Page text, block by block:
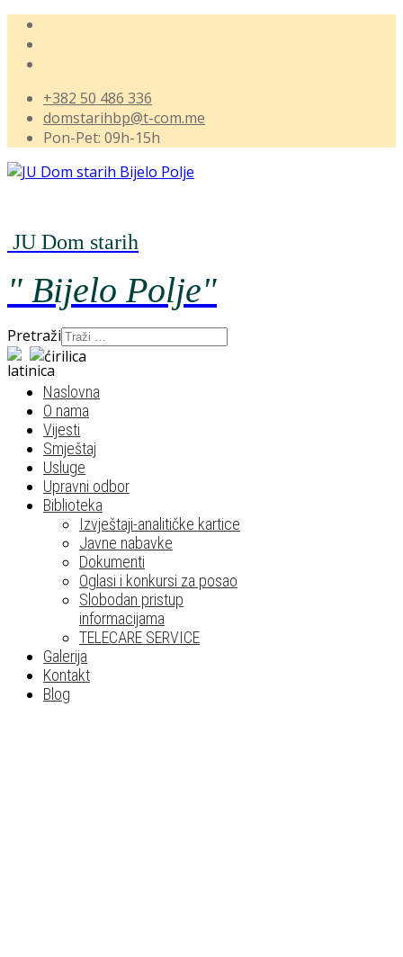
+382 50 486 336
domstarihbp@t-com.me
Pon-Pet: 09h-15h
JU Dom starih
" BijeloPolje"
Pretraži
Naslovna
O nama
Vijesti
Smještaj
Usluge
Upravni odbor
Biblioteka
Izvještaji-analitičke kartice
Javne nabavke
Dokumenti
Oglasi i konkursi za posao
Slobodan pristup
informacijama
TELECARE SERVICE
Galerija
Kontakt
Blog